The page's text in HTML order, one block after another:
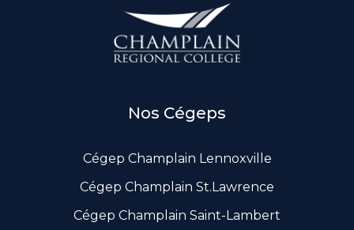
Liens utiles
Nos Cégeps
Cégep Champlain Lennoxville
Cégep Champlain St.Lawrence
Cégep Champlain Saint-Lambert